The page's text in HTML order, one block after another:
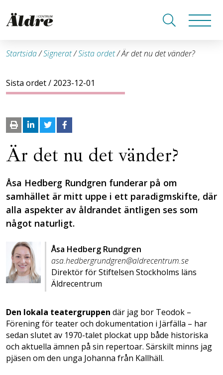
Startsida/Signerat/Sista ordet/Är det nu det vänder?
Sista ordet/ 2023-12-01
Är det nu det vänder?
Åsa Hedberg Rundgren funderar på om
samhället är mitt uppe i ett paradigmskifte, där
alla aspekter av åldrandet äntligen ses som
något naturligt.
Åsa Hedberg Rundgren
asa.hedbergrundgren@aldrecentrum.se
Direktör för Stiftelsen Stockholms läns
Äldrecentrum
Den lokala teatergruppen där jag bor Teodok –
Förening för teater och dokumentation i Järfälla – har
sedan slutet av 1970-talet plockat upp både historiska
och aktuella ämnen på sin repertoar. Särskilt minns jag
pjäsen om den unga Johanna från Kallhäll.